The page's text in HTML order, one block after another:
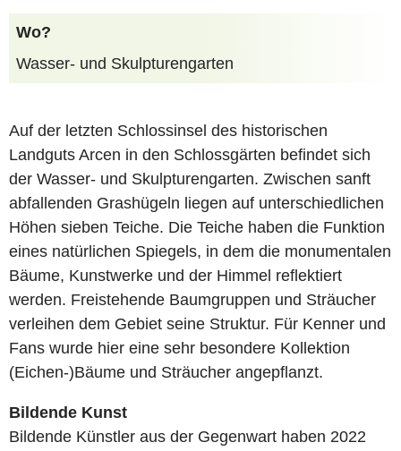
Wo?
Wasser- und Skulpturengarten
Auf der letzten Schlossinsel des historischen
Landguts Arcen in den Schlossgärten befindet sich
der Wasser- und Skulpturengarten. Zwischen sanft
abfallenden Grashügeln liegen auf unterschiedlichen
Höhen sieben Teiche. Die Teiche haben die Funktion
eines natürlichen Spiegels, in dem die monumentalen
Bäume, Kunstwerke und der Himmel reflektiert
werden. Freistehende Baumgruppen und Sträucher
verleihen dem Gebiet seine Struktur. Für Kenner und
Fans wurde hier eine sehr besondere Kollektion
(Eichen-)Bäume und Sträucher angepflanzt.
Bildende Kunst
Bildende Künstler aus der Gegenwart haben 2022